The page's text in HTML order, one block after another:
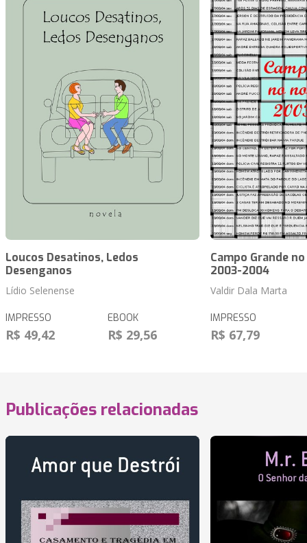
Loucos Desatinos, Ledos
Desenganos
Lídio Selenense
IMPRESSO
R$ 49,42
EBOOK
R$ 29,56
Campo Grande
2003-2004
Valdir Dala Marta
IMPRESSO
R$ 67,79
Publicações relacionadas